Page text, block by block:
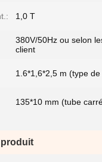
1,0 T
380V/50Hz ou selon
client
1.6*1,6*2,5 m (type de
135*10 mm (tube